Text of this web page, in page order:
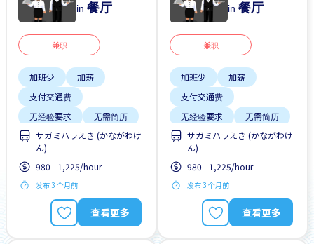
in餐厅
兼职
加班少
加薪
支付交通费
无经验要求
无需简历
サガミハラえき (かながわけ
ん)
980 - 1,225/hour
发布 3 个月前
查看更多
in餐厅
兼职
加班少
加薪
支付交通费
无经验要求
无需简历
サガミハラえき (かながわけ
ん)
980 - 1,225/hour
发布 3 个月前
查看更多